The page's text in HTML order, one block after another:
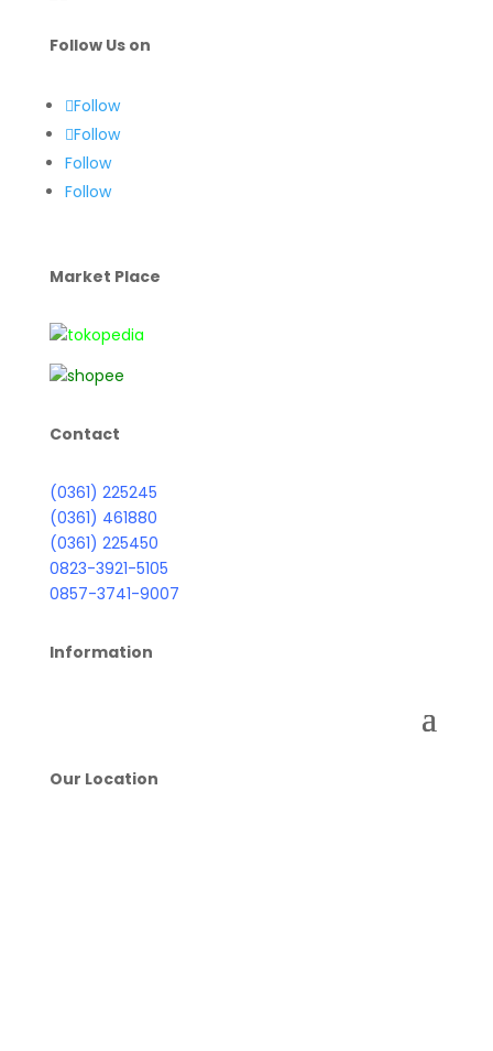
Follow Us on
Follow
Follow
Follow
Follow
Market Place
Contact
(0361) 225245
(0361) 461880
(0361) 225450
0823-3921-5105
0857-3741-9007
Information
Our Location